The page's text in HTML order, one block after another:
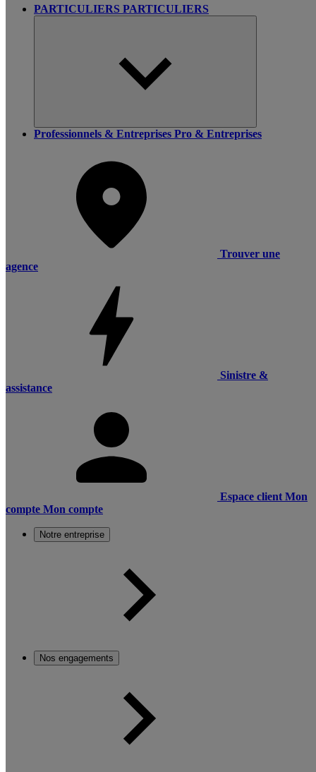
PARTICULIERS PARTICULIERS
Professionnels & Entreprises Pro & Entreprises
Trouver une
agence
Sinistre &
assistance
Espace client Mon
compte Mon compte
Notre entreprise
Nos engagements